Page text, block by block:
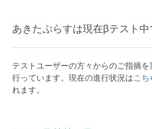
あきたぷらすは現在βテスト中
テストユーザーの方々からのご指摘
行っています。現在の進行状況はこち
れます。